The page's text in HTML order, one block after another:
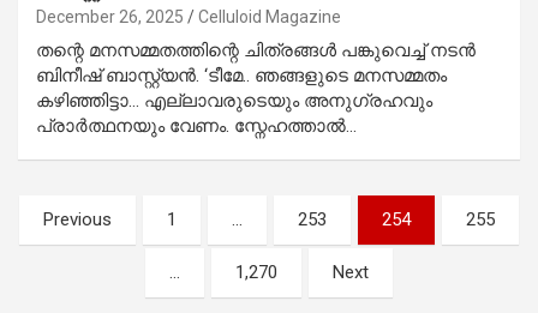
December 26, 2025 Celluloid Magazine
തന്റെ മനസമ്മതത്തിന്റെ ചിത്രങ്ങൾ പങ്കുവെച്ച് നടൻ
ബിനീഷ് ബാസ്റ്റ്യൻ. ‘ടീമേ.. ഞങ്ങളുടെ മനസമ്മതം
കഴിഞ്ഞിട്ടാ… എല്ലാവരുടെയും അനുഗ്രഹവും
പ്രാർത്ഥനയും വേണം. സ്നേഹത്താൽ…
Posts
pagination
Previous 1 … 253 254 255
… 1,270 Next